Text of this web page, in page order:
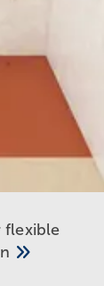
flexible